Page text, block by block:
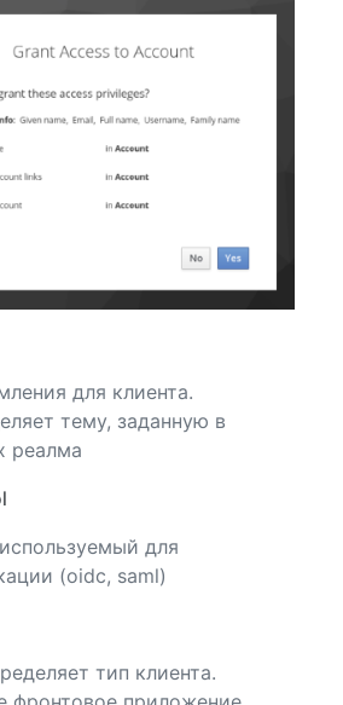
для клиента.
тему, заданную в
реалма
для
(oidc, saml)
тип клиента.